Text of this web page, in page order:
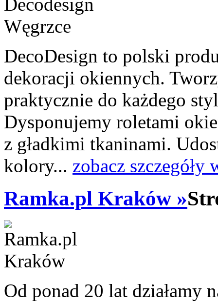
DecoDesign to polski
dekoracji okiennych.
praktycznie do każdego
Dysponujemy roletami
z gładkimi tkaninami.
kolory... zobacz szczegóły
Ramka.pl Kraków »
Od ponad 20 lat działamy